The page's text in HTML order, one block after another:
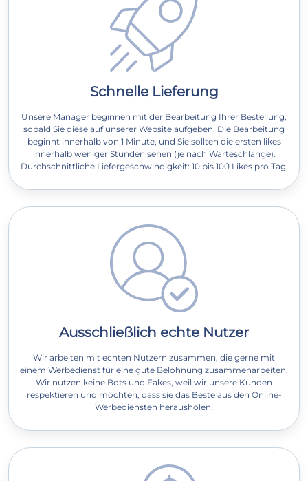
Schnelle Lieferung
Unsere Manager beginnen mit der Bearbeitung Ihrer Bestellung,
sobald Sie diese auf unserer Website aufgeben. Die Bearbeitung
beginnt innerhalb von 1 Minute, und Sie sollten die ersten likes
innerhalb weniger Stunden sehen (je nach Warteschlange).
Durchschnittliche Liefergeschwindigkeit: 10 bis 100 Likes pro Tag.
Ausschließlich echte Nutzer
Wir arbeiten mit echten Nutzern zusammen, die gerne mit
einem Werbedienst für eine gute Belohnung zusammenarbeiten.
Wir nutzen keine Bots und Fakes, weil wir unsere Kunden
respektieren und möchten, dass sie das Beste aus den Online-
Werbediensten herausholen.